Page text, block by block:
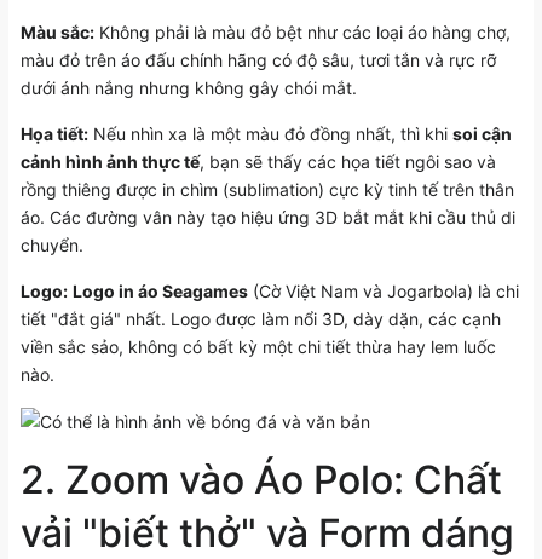
Màu sắc: Không phải là màu đỏ bệt như các loại áo hàng chợ,
màu đỏ trên áo đấu chính hãng có độ sâu, tươi tắn và rực rỡ
dưới ánh nắng nhưng không gây chói mắt.
Họa tiết: Nếu nhìn xa là một màu đỏ đồng nhất, thì khi soi cận
cảnh hình ảnh thực tế, bạn sẽ thấy các họa tiết ngôi sao và
rồng thiêng được in chìm (sublimation) cực kỳ tinh tế trên thân
áo. Các đường vân này tạo hiệu ứng 3D bắt mắt khi cầu thủ di
chuyển.
Logo: Logo in áo Seagames (Cờ Việt Nam và Jogarbola) là chi
tiết "đắt giá" nhất. Logo được làm nổi 3D, dày dặn, các cạnh
viền sắc sảo, không có bất kỳ một chi tiết thừa hay lem luốc
nào.
2. Zoom vào Áo Polo: Chất
vải "biết thở" và Form dáng